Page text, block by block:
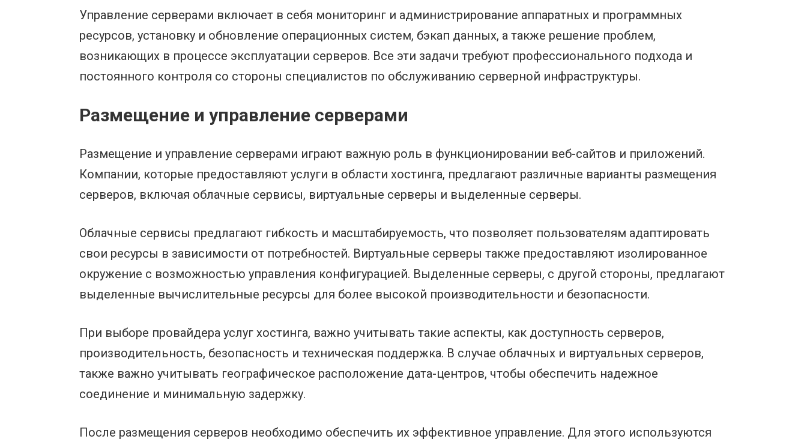
Управление серверами включает в себя мониторинг и администрирование аппаратных и программных
ресурсов, установку и обновление операционных систем, бэкап данных, а также решение проблем,
возникающих в процессе эксплуатации серверов. Все эти задачи требуют профессионального подхода и
постоянного контроля со стороны специалистов по обслуживанию серверной инфраструктуры.
Размещение и управление серверами
Размещение и управление серверами играют важную роль в функционировании веб-сайтов и приложений.
Компании, которые предоставляют услуги в области хостинга, предлагают различные варианты размещения
серверов, включая облачные сервисы, виртуальные серверы и выделенные серверы.
Облачные сервисы предлагают гибкость и масштабируемость, что позволяет пользователям адаптировать
свои ресурсы в зависимости от потребностей. Виртуальные серверы также предоставляют изолированное
окружение с возможностью управления конфигурацией. Выделенные серверы, с другой стороны, предлагают
выделенные вычислительные ресурсы для более высокой производительности и безопасности.
При выборе провайдера услуг хостинга, важно учитывать такие аспекты, как доступность серверов,
производительность, безопасность и техническая поддержка. В случае облачных и виртуальных серверов,
также важно учитывать географическое расположение дата-центров, чтобы обеспечить надежное
соединение и минимальную задержку.
После размещения серверов необходимо обеспечить их эффективное управление. Для этого используются